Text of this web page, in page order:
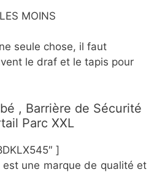
LES MOINS
seule chose, il faut
le draf et le tapis pour
, Barrière de Sécurité
Parc XXL
]
une marque de qualité et